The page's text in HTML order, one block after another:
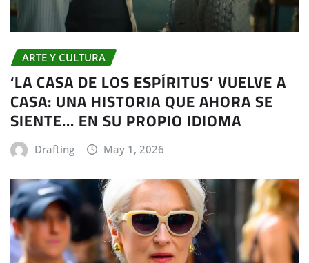
ARTE Y CULTURA
‘LA CASA DE LOS ESPÍRITUS’ VUELVE A
CASA: UNA HISTORIA QUE AHORA SE
SIENTE… EN SU PROPIO IDIOMA
Drafting May 1, 2026